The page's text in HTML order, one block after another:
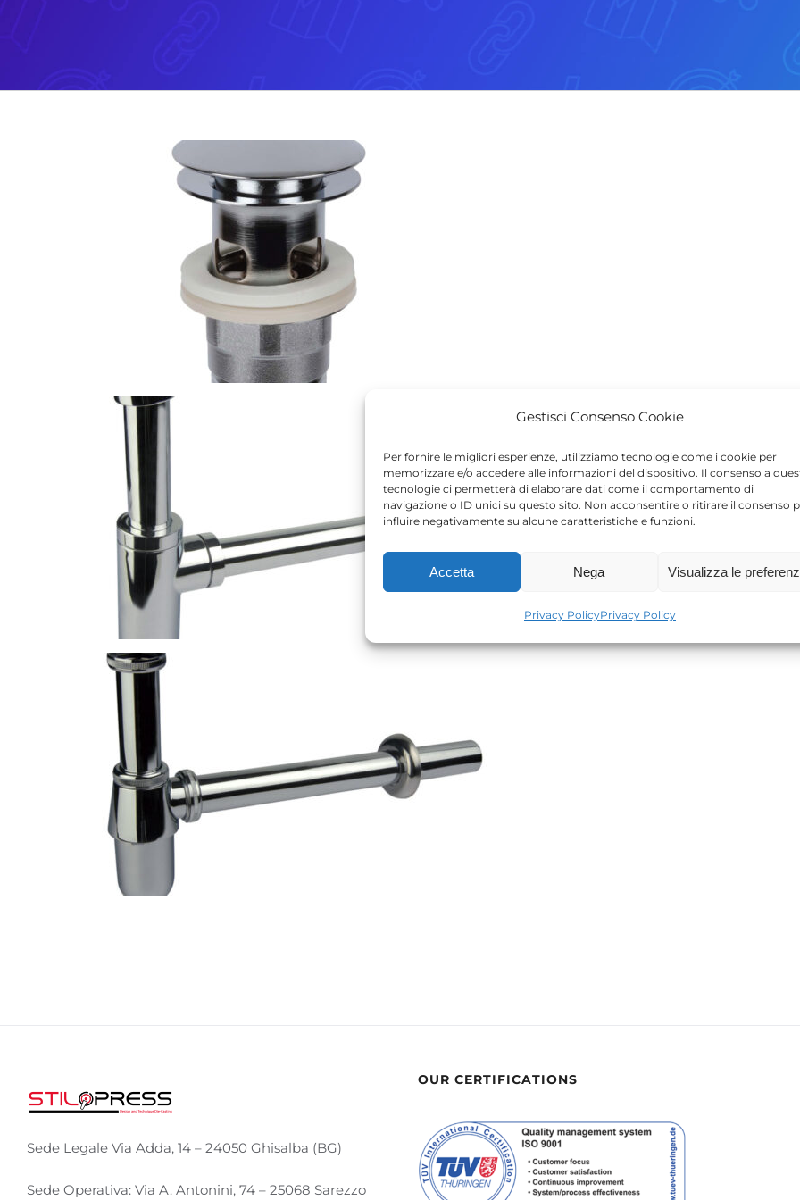
Gestisci Consenso Cookie
Per fornire le migliori esperienze, utilizziamo tecnologie come i cookie per
memorizzare e/o accedere alle informazioni del dispositivo. Il consenso a
tecnologie ci permetterà di elaborare dati come il comportamento di
navigazione o ID unici su questo sito. Non acconsentire o ritirare il consenso
influire negativamente su alcune caratteristiche e funzioni.
Accetta Nega Visualizza le
Privacy PolicyPrivacy Policy
Sede Legale Via Adda, 14 – 24050 Ghisalba (BG)
Sede Operativa: Via A. Antonini, 74 – 25068 Sarezzo
OUR CERTIFICATIONS